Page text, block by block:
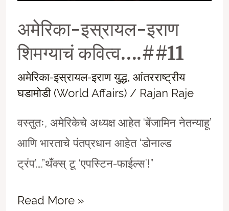
अमेरिका-इस्रायल-इराण
शिमग्याचं कवित्व….##11
अमेरिका-इस्रायल-इराण युद्ध, आंतरराष्ट्रीय
घडामोडी (World Affairs)/ Rajan Raje
वस्तुतः, अमेरिकेचे अध्यक्ष आहेत ‘बेंजामिन नेतन्याहू’
आणि भारताचे पंतप्रधान आहेत ‘डोनाल्ड
ट्रंप’….”थँक्स् टू ‘एपस्टिन-फाईल्स’!”
अमेरिका-
Read More »